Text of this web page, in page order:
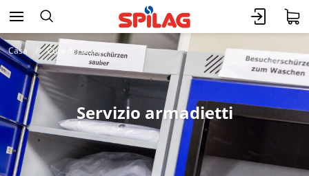
Casa Cura dei tessuti
Servizio armadietti